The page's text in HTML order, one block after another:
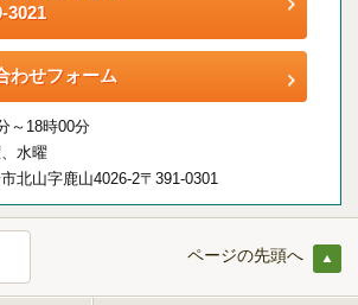
3021
わせフォーム
～18時00分
水曜
北山字鹿山4026-2〒391-0301
ページの先頭へ